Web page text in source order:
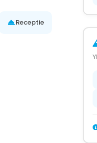
Receptie